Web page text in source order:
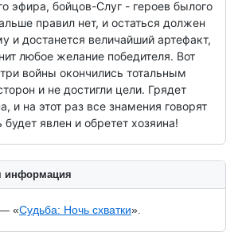
эфира, бойцов-Слуг - героев былого
правил нет, и остаться должен
и достанется величайший артефакт,
любое желание победителя. Вот
войны окончились тотальным
и не достигли цели. Грядет
и на этот раз все знамения говорят
будет явлен и обретет хозяина!
информация
«Судьба: Ночь схватки».